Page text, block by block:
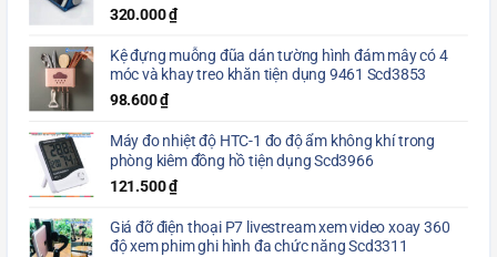
320.000₫
Kệ đựng muỗng đũa dán tường hình đám mây có 4
móc và khay treo khăn tiện dụng 9461 Scd3853
98.600₫
Máy đo nhiệt độ HTC-1 đo độ ẩm không khí trong
phòng kiêm đồng hồ tiện dụng Scd3966
121.500₫
Giá đỡ điện thoại P7 livestream xem video xoay 360
độ xem phim ghi hình đa chức năng Scd3311